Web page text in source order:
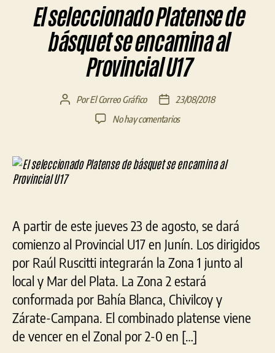
El seleccionado Platense de
básquet se encamina al
Provincial U17
AutorPorEl Correo Gráfico
Fecha
de
23/08/2018
No hay comentariosen
Platense
de
al
Provincial
U17
A partir de este jueves 23 de agosto, se dará
comienzo al Provincial U17 en Junín. Los dirigidos
por Raúl Ruscitti integrarán la Zona 1 junto al
local y Mar del Plata. La Zona 2 estará
conformada por Bahía Blanca, Chivilcoy y
Zárate-Campana. El combinado platense viene
de vencer en el Zonal por 2-0 en […]